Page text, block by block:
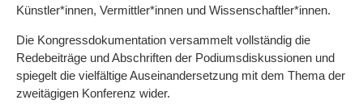
Künstler*innen, Vermittler*innen und Wissenschaftler*innen.
Die Kongressdokumentation versammelt vollständig die
Redebeiträge und Abschriften der Podiumsdiskussionen und
spiegelt die vielfältige Auseinandersetzung mit dem Thema der
zweitägigen Konferenz wider.